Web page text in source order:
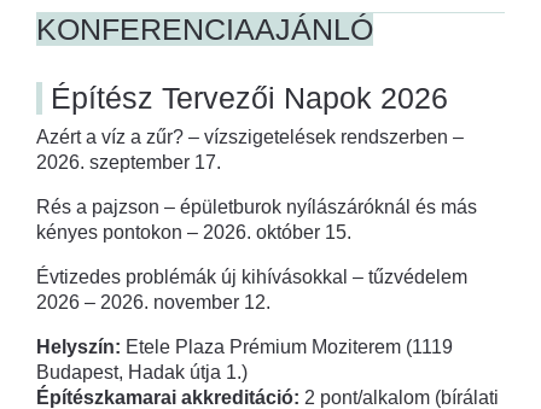
KONFERENCIAAJÁNLÓ
Építész Tervezői Napok 2026
Azért a víz a zűr? – vízszigetelések rendszerben –
2026. szeptember 17.
Rés a pajzson – épületburok nyílászáróknál és más
kényes pontokon – 2026. október 15.
Évtizedes problémák új kihívásokkal – tűzvédelem
2026 – 2026. november 12.
Helyszín: Etele Plaza Prémium Moziterem (1119
Budapest, Hadak útja 1.)
Építészkamarai akkreditáció: 2 pont/alkalom (bírálati